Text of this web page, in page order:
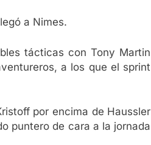
a Nimes.
tácticas con Tony Martin
a los que el sprint
por encima de Haussler
puntero de cara a la jornada